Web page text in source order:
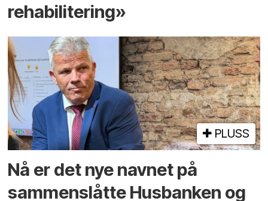
rehabilitering»
PLUSS
Nå er det nye navnet på
sammenslåtte Husbanken og